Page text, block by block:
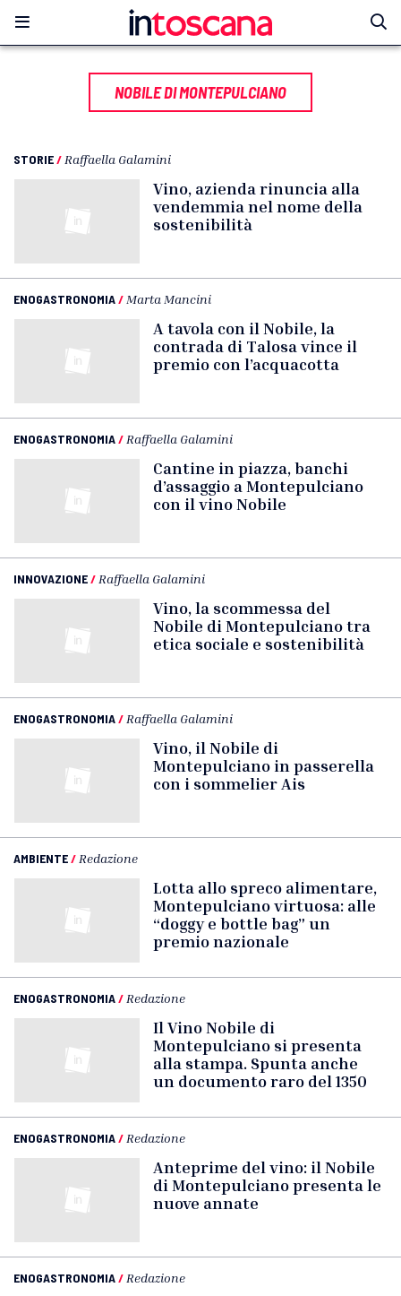
NOBILE DI MONTEPULCIANO
STORIE/ Raffaella Galamini
Vino, azienda rinuncia alla
vendemmia nel nome della
sostenibilità
ENOGASTRONOMIA/ Marta Mancini
A tavola con il Nobile, la
contrada di Talosa vince il
premio con l’acquacotta
ENOGASTRONOMIA/ Raffaella Galamini
Cantine in piazza, banchi
d’assaggio a Montepulciano
con il vino Nobile
INNOVAZIONE/ Raffaella Galamini
Vino, la scommessa del
Nobile di Montepulciano tra
etica sociale e sostenibilità
ENOGASTRONOMIA/ Raffaella Galamini
Vino, il Nobile di
Montepulciano in passerella
con i sommelier Ais
AMBIENTE/ Redazione
Lotta allo spreco alimentare,
Montepulciano virtuosa: alle
“doggy e bottle bag” un
premio nazionale
ENOGASTRONOMIA/ Redazione
Il Vino Nobile di
Montepulciano si presenta
alla stampa. Spunta anche
un documento raro del 1350
ENOGASTRONOMIA/ Redazione
Anteprime del vino: il Nobile
di Montepulciano presenta le
nuove annate
ENOGASTRONOMIA/ Redazione